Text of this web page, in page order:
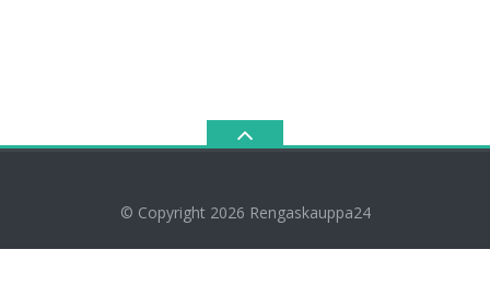
© Copyright 2026 Rengaskauppa24